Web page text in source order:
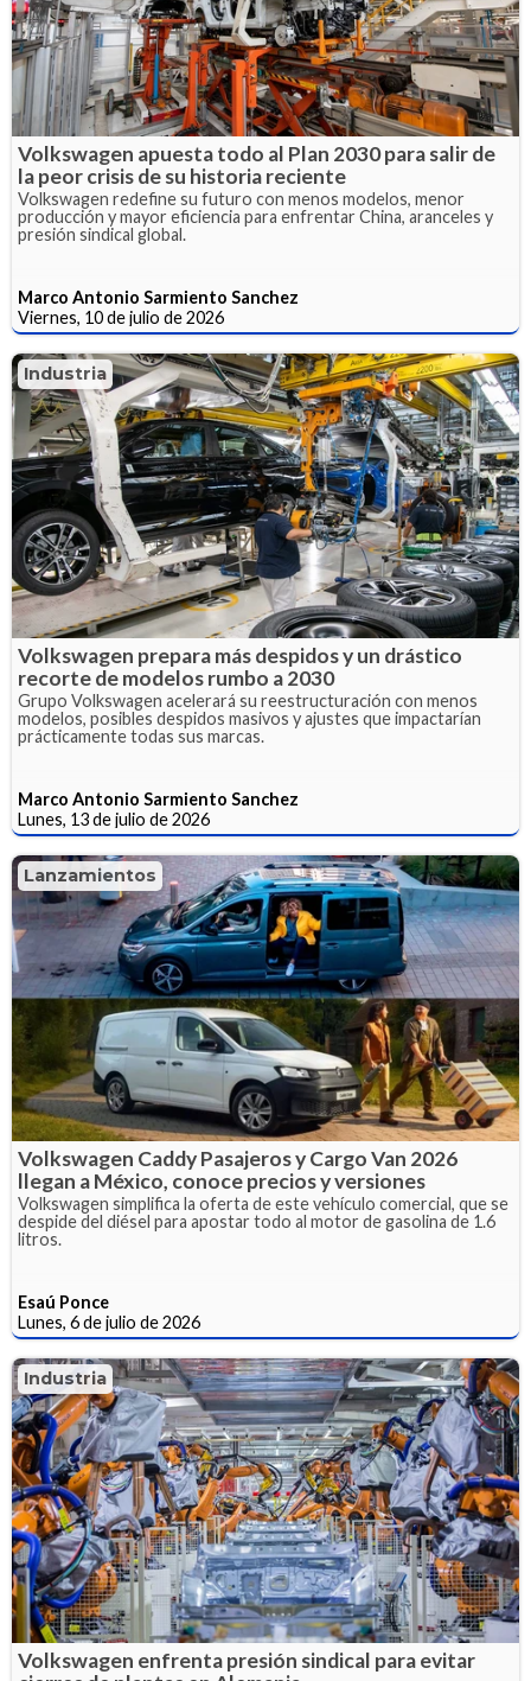
Volkswagen apuesta todo al Plan 2030 para salir de
la peor crisis de su historia reciente
Volkswagen redefine su futuro con menos modelos, menor
producción y mayor eficiencia para enfrentar China, aranceles y
presión sindical global.
Marco Antonio Sarmiento Sanchez
Viernes, 10 de julio de 2026
Industria
Volkswagen prepara más despidos y un drástico
recorte de modelos rumbo a 2030
Grupo Volkswagen acelerará su reestructuración con menos
modelos, posibles despidos masivos y ajustes que impactarían
prácticamente todas sus marcas.
Marco Antonio Sarmiento Sanchez
Lunes, 13 de julio de 2026
Lanzamientos
Volkswagen Caddy Pasajeros y Cargo Van 2026
llegan a México, conoce precios y versiones
Volkswagen simplifica la oferta de este vehículo comercial, que se
despide del diésel para apostar todo al motor de gasolina de 1.6
litros.
Esaú Ponce
Lunes, 6 de julio de 2026
Industria
Volkswagen enfrenta presión sindical para evitar